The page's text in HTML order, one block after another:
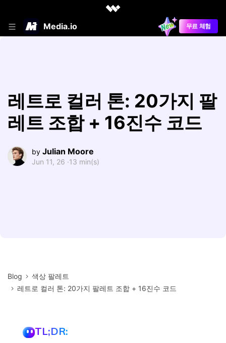
Media.io 무료 체험
레트로 컬러 톤: 20가지 팔
레트 조합 + 16진수 코드
by Julian Moore
Jun 11, 26 ·13 min(s)
Blog
색상 팔레트
레트로 컬러 톤: 20가지 팔레트 조합 + 16진수 코드
TL;DR: